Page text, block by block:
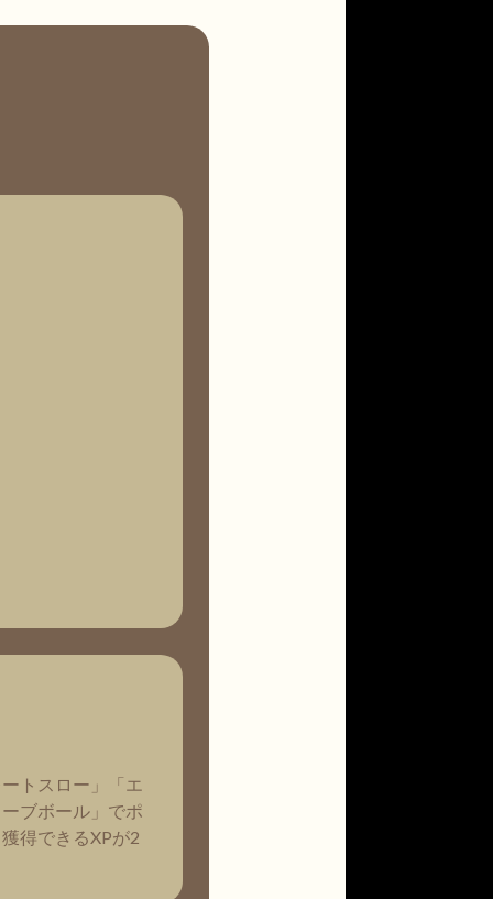
トスロー」「エ
ブボール」でポ
得できるXPが2